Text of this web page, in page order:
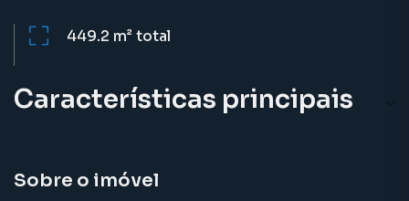
449.2 m²total
Características principais
Sobre o imóvel